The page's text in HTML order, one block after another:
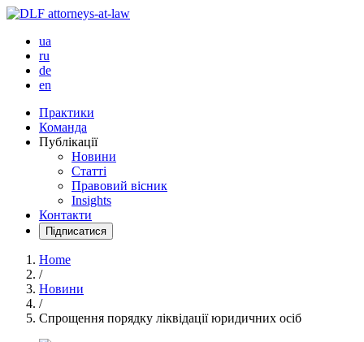
ua
ru
de
en
Практики
Команда
Публікації
Новини
Статті
Правовий вісник
Insights
Контакти
Підписатися
Home
/
Новини
/
Спрощення порядку ліквідації юридичних осіб